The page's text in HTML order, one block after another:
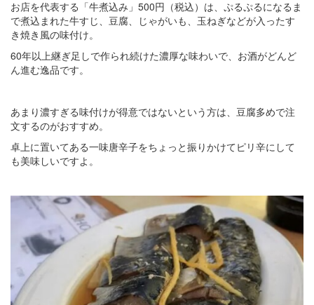
お店を代表する「牛煮込み」500円（税込）は、ぷるぷるになるま
で煮込まれた牛すじ、豆腐、じゃがいも、玉ねぎなどが入ったす
き焼き風の味付け。
60年以上継ぎ足しで作られ続けた濃厚な味わいで、お酒がどんど
ん進む逸品です。
あまり濃すぎる味付けが得意ではないという方は、豆腐多めで注
文するのがおすすめ。
卓上に置いてある一味唐辛子をちょっと振りかけてピリ辛にして
も美味しいですよ。